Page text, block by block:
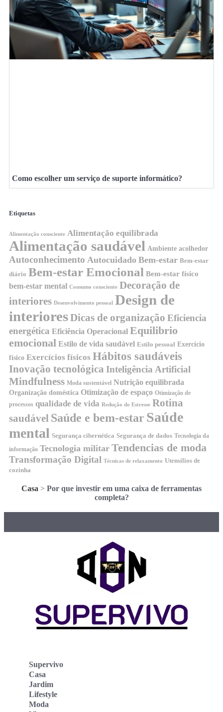
Como escolher um serviço de suporte informático?
Etiquetas
Alimentação consciente Alimentação equilibrada
Alimentação saudável Ambiente acolhedor
Autoconhecimento Autocuidado Bem-estar Bem-estar
diário Bem-estar Emocional Bem-estar físico
bem-estar mental Consumo consciente Decoração de
interiores Desenvolvimento pessoal
Design de
interioresDicas de organização Eficiencia
energética Eficiência Operacional Equilibrio
emocional Estilo de vida saudável Estilo pessoal Exercício
físico Exercícios físicos Hábitos saudáveis
Inovação tecnológica Inteligência Artificial
Mindfulness Moda sustentável Nutrição equilibrada
Organização doméstica Otimização de espaço Otimização de
processos qualidade de vida Redução do Estresse Rotina
saudável Saúde e bem-estar Saúde
mental Segurança cibernética Segurança de dados Tecnologia da
informação Tecnologia militar Tendencias de moda
Transformação Digital Técnicas de relaxamento Utensílios de
cozinha
Casa > Por que investir em uma caixa de ferramentas
completa?
Supervivo
Casa
Jardim
Lifestyle
Moda